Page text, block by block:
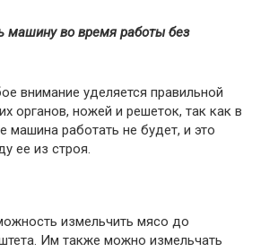
машину во время работы без
внимание уделяется правильной
органов, ножей и решеток, так как в
машина работать не будет, и это
ее из строя.
измельчить мясо до
Им также можно измельчать